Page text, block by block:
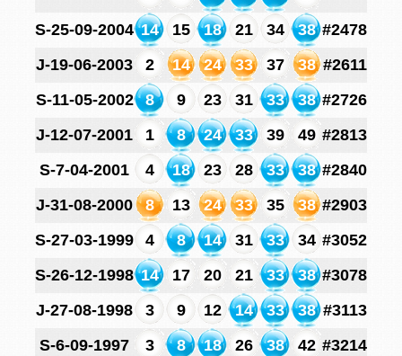
S-25-09-2004 14 15 18 21 34 38 #2478
J-19-06-2003
2 14 24 33 37 38 #2611
S-11-05-2002
8 9 23 31 33 38 #2726
J-12-07-2001
1 8 24 33 39 49 #2813
S-7-04-2001
4 18 23 28 33 38 #2840
J-31-08-2000
8 13 24 33 35 38 #2903
S-27-03-1999
4 8 14 31 33 34 #3052
S-26-12-1998 14 17 20 21 33 38 #3078
J-27-08-1998
3 9 12 14 33 38 #3113
S-6-09-1997
3 8 18 26 38 42 #3214